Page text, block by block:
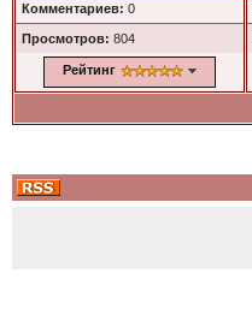
Комментариев: 0
Просмотров: 804
Рейтинг